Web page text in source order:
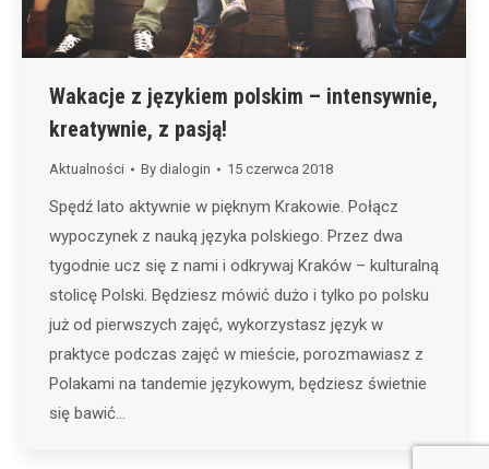
Wakacje z językiem polskim – intensywnie,
kreatywnie, z pasją!
Aktualności By dialogin 15 czerwca 2018
Spędź lato aktywnie w pięknym Krakowie. Połącz
wypoczynek z nauką języka polskiego. Przez dwa
tygodnie ucz się z nami i odkrywaj Kraków – kulturalną
stolicę Polski. Będziesz mówić dużo i tylko po polsku
już od pierwszych zajęć, wykorzystasz język w
praktyce podczas zajęć w mieście, porozmawiasz z
Polakami na tandemie językowym, będziesz świetnie
się bawić…